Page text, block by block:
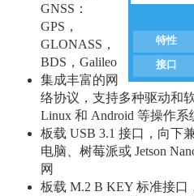
特性
接口
GNSS：
GPS，
GLONASS，
BDS，Galileo
集成丰富的网
络协议，支持多种驱动和
Linux 和 Android 等操作系
板载 USB 3.1 接口，向下
电脑、树莓派或 Jetson
网
板载 M.2 B KEY 标准接口